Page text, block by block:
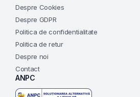
Despre Cookies
Despre GDPR
Politica de confidentialitate
Politica de retur
Despre noi
Contact
ANPC